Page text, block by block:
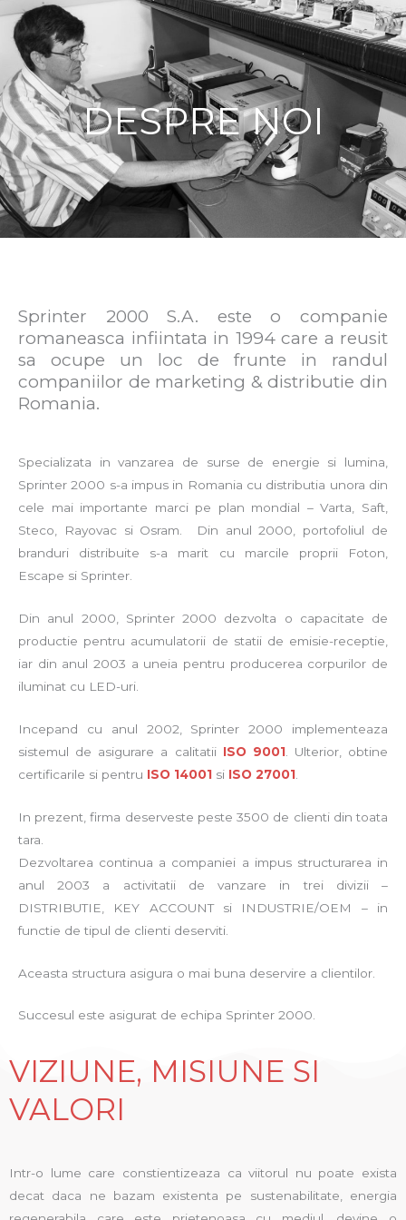
DESPRE NOI
Sprinter 2000 S.A. este o companie
romaneasca infiintata in 1994 care a reusit
sa ocupe un loc de frunte in randul
companiilor de marketing & distributie din
Romania.
Specializata in vanzarea de surse de energie si lumina,
Sprinter 2000 s-a impus in Romania cu distributia unora din
cele mai importante marci pe plan mondial – Varta, Saft,
Steco, Rayovac si Osram. Din anul 2000, portofoliul de
branduri distribuite s-a marit cu marcile proprii Foton,
Escape si Sprinter.
Din anul 2000, Sprinter 2000 dezvolta o capacitate de
productie pentru acumulatorii de statii de emisie-receptie,
iar din anul 2003 a uneia pentru producerea corpurilor de
iluminat cu LED-uri.
Incepand cu anul 2002, Sprinter 2000 implementeaza
sistemul de asigurare a calitatii ISO 9001. Ulterior, obtine
certificarile si pentru ISO 14001 si ISO 27001
In prezent, firma deserveste peste 3500 de clienti din toata
tara.
Dezvoltarea continua a companiei a impus structurarea in
anul 2003 a activitatii de vanzare in trei divizii –
DISTRIBUTIE, KEY ACCOUNT si INDUSTRIE/OEM – in
functie de tipul de clienti deserviti.
Aceasta structura asigura o mai buna deservire a clientilor.
Succesul este asigurat de echipa Sprinter 2000.
VIZIUNE, MISIUNE SI
VALORI
Intr-o lume care constientizeaza ca viitorul nu poate exista
decat daca ne bazam existenta pe sustenabilitate, energia